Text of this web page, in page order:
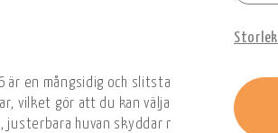
är en mångsidig och slitstark dunjacka
vilket gör att du kan välja mellan en
huvan skyddar mot vind och